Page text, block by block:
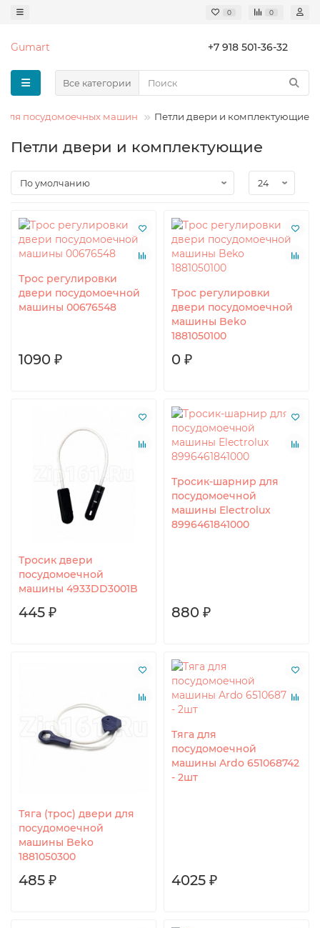
0 0
Gumart +7 918 501-36-32
Все категории
Для посудомоечных машин Петли двери и комплектующие
Петли двери и комплектующие
Трос регулировки
двери посудомоечной
машины 00676548
1090 ₽
Трос регулировки
двери посудомоечной
машины Beko
1881050100
0 ₽
Тросик двери
посудомоечной
машины 4933DD3001B
445 ₽
Тросик-шарнир для
посудомоечной
машины Electrolux
8996461841000
880 ₽
Тяга (трос) двери для
посудомоечной
машины Beko
1881050300
485 ₽
Тяга для
посудомоечной
машины Ardo 651068742
- 2шт
4025 ₽